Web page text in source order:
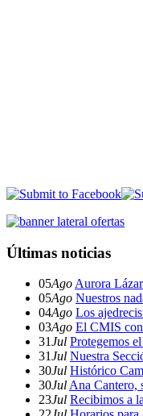
Últimas noticias
05Ago Aurora
05Ago Nuestros
04Ago Los
03Ago El CMIS
31Jul Protegemos
31Jul Nuestra
30Jul Histórico
30Jul Ana Cantero,
23Jul Recibimos a